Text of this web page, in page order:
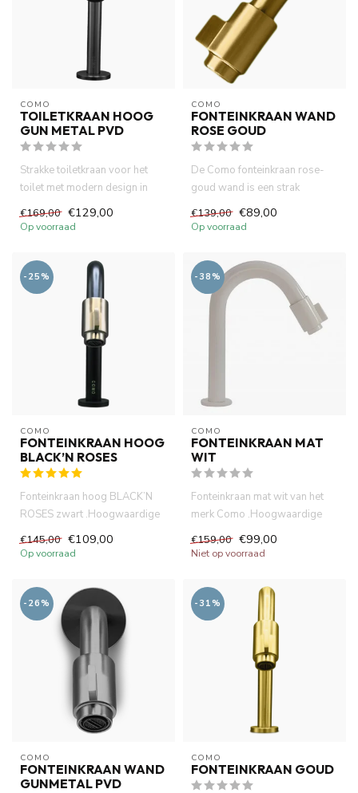
COMO
TOILETKRAAN HOOG
GUN METAL PVD
Strakke toiletkraan voor het
toilet met modern design in
gun metal. Deze compact...
€169,00 €129,00
Op voorraad
COMO
FONTEINKRAAN WAND
ROSE GOUD
De Como fonteinkraan rose-
goud wand is een strak
ontwerp met 10cm uitloop. In
co...
€139,00 €89,00
Op voorraad
-25%
COMO
FONTEINKRAAN HOOG
BLACK’N ROSES
Fonteinkraan hoog BLACK’N
ROSES zwart .Hoogwaardige
messing materiaal met kerami...
€145,00 €109,00
Op voorraad
-38%
COMO
FONTEINKRAAN MAT
WIT
Fonteinkraan mat wit van het
merk Como .Hoogwaardige
messing materiaal met keram...
€159,00 €99,00
Niet op voorraad
-26%
COMO
FONTEINKRAAN WAND
GUNMETAL PVD
-31%
COMO
FONTEINKRAAN GOUD